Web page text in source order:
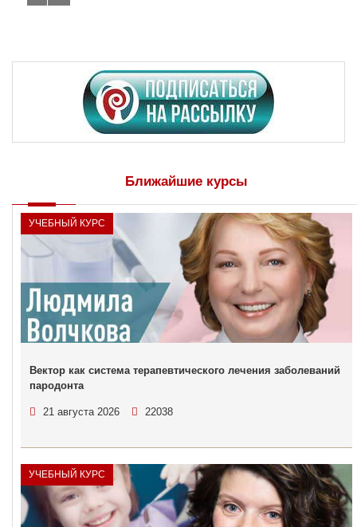
Ближайшие курсы
УЧЕБНЫЙ КУРС
Вектор как система терапевтического лечения заболеваний
пародонта
21 августа 2026 22038
УЧЕБНЫЙ КУРС